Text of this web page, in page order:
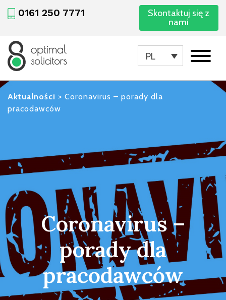
0161 250 7771
Skontaktuj się z
nami
PL
Aktualności > Coronavirus – porady dla
pracodawców
Coronavirus –
porady dla
pracodawców